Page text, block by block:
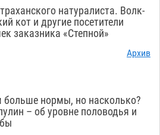
натуралиста. Волк-
кот и другие посетители
заказника «Степной»
Архив
нормы, но насколько?
– об уровне половодья и